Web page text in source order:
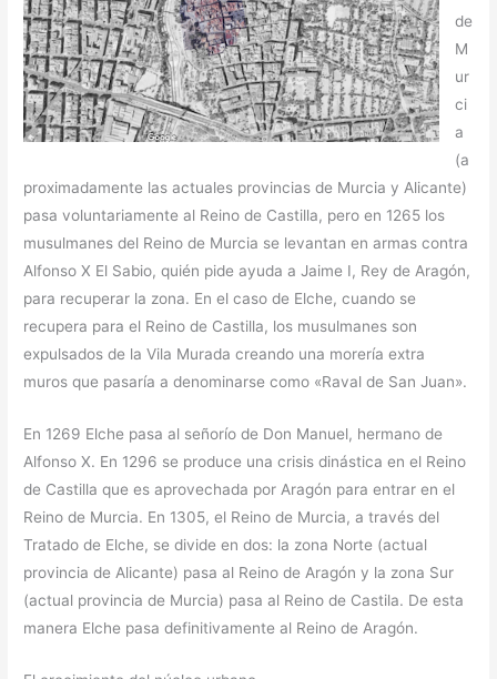
de
M
ur
ci
a
(a
proximadamente las actuales provincias de Murcia y Alicante)
pasa voluntariamente al Reino de Castilla, pero en 1265 los
musulmanes del Reino de Murcia se levantan en armas contra
Alfonso X El Sabio, quién pide ayuda a Jaime I, Rey de Aragón,
para recuperar la zona. En el caso de Elche, cuando se
recupera para el Reino de Castilla, los musulmanes son
expulsados de la Vila Murada creando una morería extra
muros que pasaría a denominarse como «Raval de San Juan».
En 1269 Elche pasa al señorío de Don Manuel, hermano de
Alfonso X. En 1296 se produce una crisis dinástica en el Reino
de Castilla que es aprovechada por Aragón para entrar en el
Reino de Murcia. En 1305, el Reino de Murcia, a través del
Tratado de Elche, se divide en dos: la zona Norte (actual
provincia de Alicante) pasa al Reino de Aragón y la zona Sur
(actual provincia de Murcia) pasa al Reino de Castila. De esta
manera Elche pasa definitivamente al Reino de Aragón.